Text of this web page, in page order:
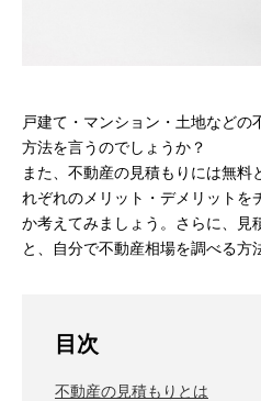
戸建て・マンション・土地などの
方法を言うのでしょうか？
また、不動産の見積もりには無料
れぞれのメリット・デメリットを
か考えてみましょう。さらに、見
と、自分で不動産相場を調べる方
目次
不動産の見積もりとは